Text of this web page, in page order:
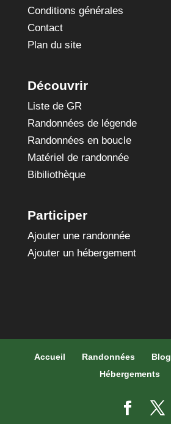
Conditions générales
Contact
Plan du site
Découvrir
Liste de GR
Randonnées de légende
Randonnées en boucle
Matériel de randonnée
Bibiliothèque
Participer
Ajouter une randonnée
Ajouter un hébergement
Accueil Randonnées Blog
Hébergements